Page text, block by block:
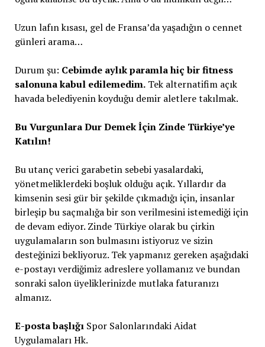
Uzun lafın kısası, gel de Fransa’da yaşadığın o cennet
günleri arama…
Durum şu: Cebimde aylık paramla hiç bir fitness
salonuna kabul edilemedim.Tek alternatifim açık
havada belediyenin koyduğu demir aletlere takılmak.
Bu Vurgunlara Dur Demek İçin Zinde Türkiye’ye
Katılın!
Bu utanç verici garabetin sebebi yasalardaki,
yönetmeliklerdeki boşluk olduğu açık. Yıllardır da
kimsenin sesi gür bir şekilde çıkmadığı için, insanlar
birleşip bu saçmalığa bir son verilmesini istemediği için
de devam ediyor. Zinde Türkiye olarak bu çirkin
uygulamaların son bulmasını istiyoruz ve sizin
desteğinizi bekliyoruz. Tek yapmanız gereken aşağıdaki
e-postayı verdiğimiz adreslere yollamanız ve bundan
sonraki salon üyeliklerinizde mutlaka faturanızı
almanız.
E-posta başlığıSpor Salonlarındaki Aidat
Uygulamaları Hk.